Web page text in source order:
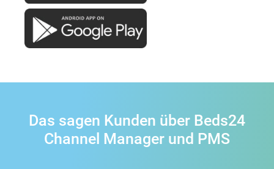
Das sagen Kunden über Beds24
Channel Manager und PMS